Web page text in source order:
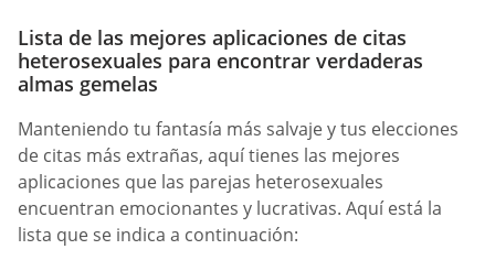
Lista de las mejores aplicaciones de citas
heterosexuales para encontrar verdaderas
almas gemelas
Manteniendo tu fantasía más salvaje y tus elecciones
de citas más extrañas, aquí tienes las mejores
aplicaciones que las parejas heterosexuales
encuentran emocionantes y lucrativas. Aquí está la
lista que se indica a continuación: